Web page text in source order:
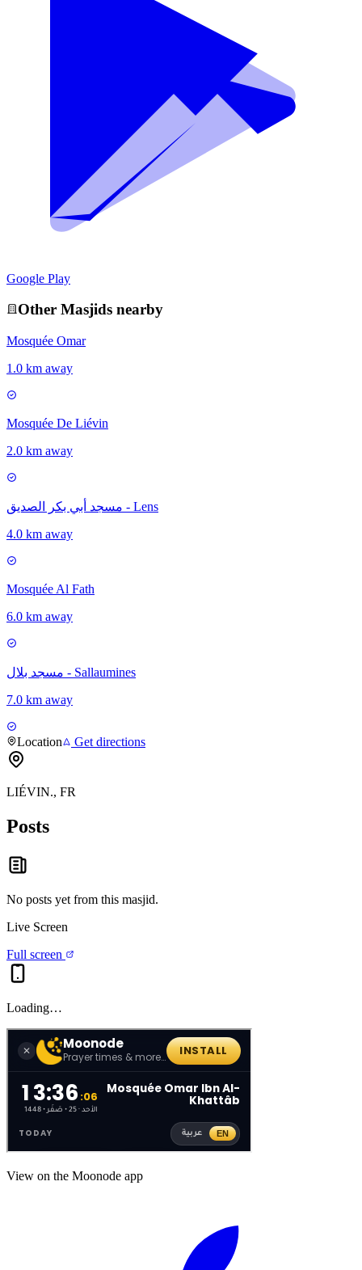
Google Play
Other Masjids nearby
Mosquée Omar
1.0 km away
Mosquée De Liévin
2.0 km away
مسجد أبي بكر الصديق - Lens
4.0 km away
Mosquée Al Fath
6.0 km away
مسجد بلال - Sallaumines
7.0 km away
Location Get directions
LIÉVIN., FR
Posts
No posts yet from this masjid.
Live Screen
Full screen
Loading…
View on the Moonode app